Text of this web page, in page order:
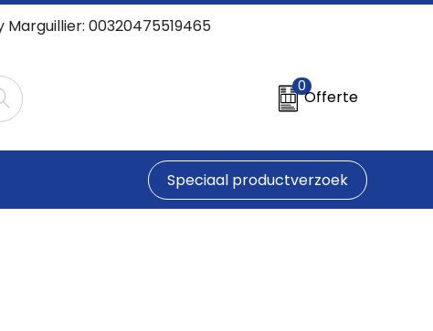
00320475519465
0
Offerte
Speciaal productverzoek